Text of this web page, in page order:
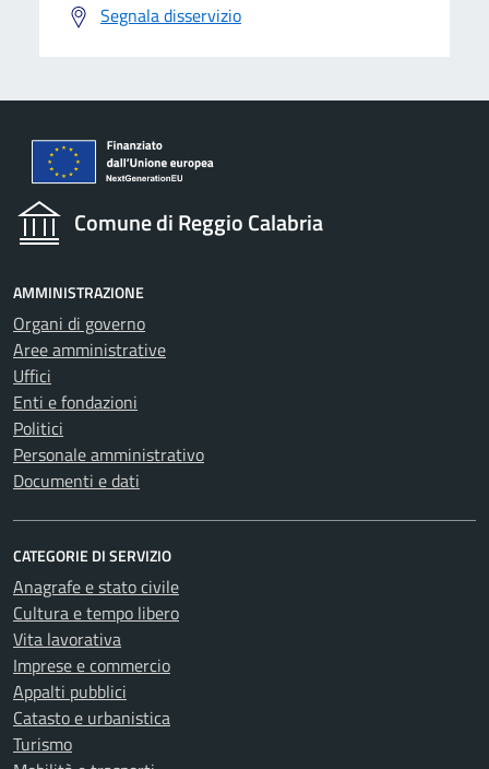
Segnala disservizio
Comune di Reggio Calabria
AMMINISTRAZIONE
Organi di governo
Aree amministrative
Uffici
Enti e fondazioni
Politici
Personale amministrativo
Documenti e dati
CATEGORIE DI SERVIZIO
Anagrafe e stato civile
Cultura e tempo libero
Vita lavorativa
Imprese e commercio
Appalti pubblici
Catasto e urbanistica
Turismo